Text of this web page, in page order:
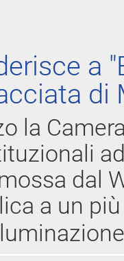
a
di
la
dal
a un